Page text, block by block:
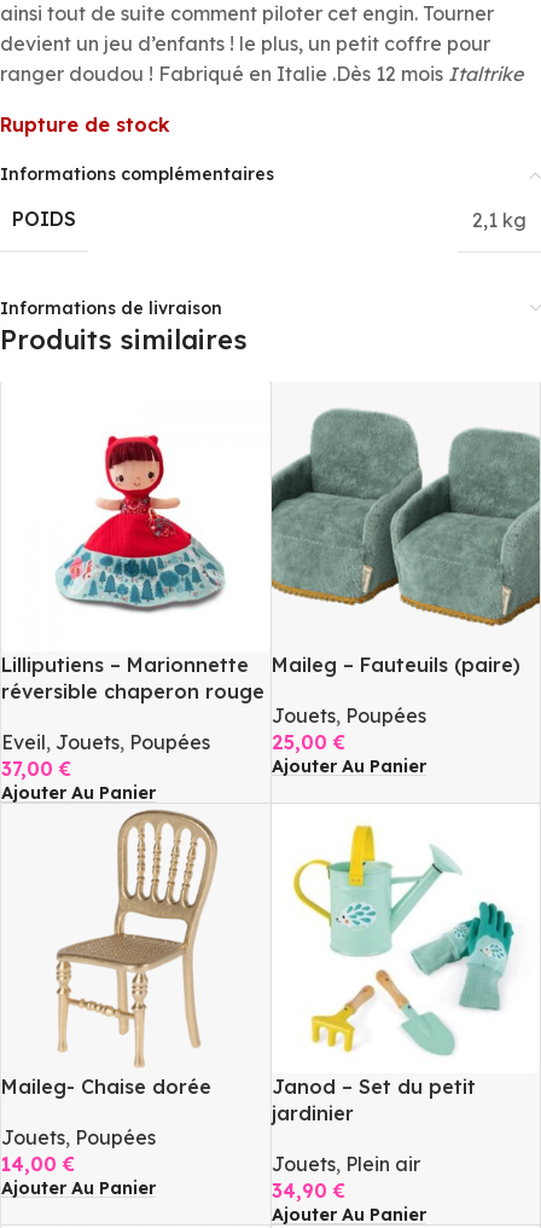
ainsi tout de suite comment piloter cet engin. Tourner
devient un jeu d’enfants ! le plus, un petit coffre pour
ranger doudou ! Fabriqué en Italie .Dès 12 mois Italtrike
Rupture de stock
Informations complémentaires
POIDS 2,1 kg
Informations de livraison
Produits similaires
Lilliputiens – Marionnette
réversible chaperon rouge
Eveil, Jouets, Poupées
37,00€
Ajouter Au Panier
Maileg – Fauteuils (paire)
Jouets, Poupées
25,00€
Ajouter Au Panier
Maileg- Chaise dorée
Jouets, Poupées
14,00€
Ajouter Au Panier
Janod – Set du petit
jardinier
Jouets, Plein air
34,90€
Ajouter Au Panier